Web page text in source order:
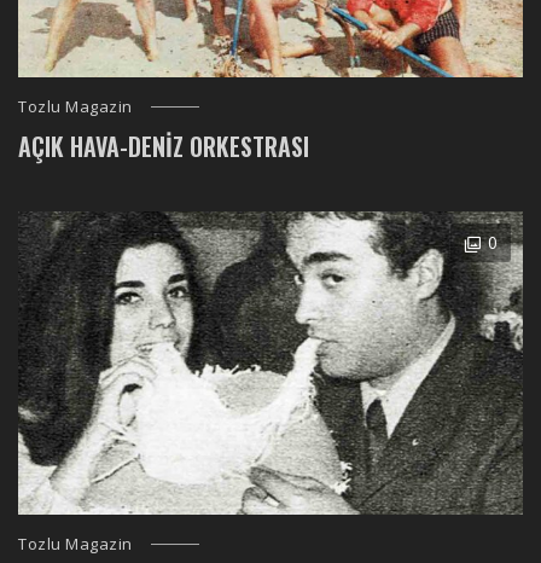
Tozlu Magazin
AÇIK HAVA-DENIZ ORKESTRASI
0
Tozlu Magazin